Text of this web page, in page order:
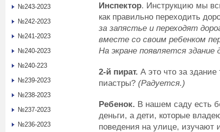
Инспектор. Инструкцию мы
как правильно переходить
за запястье и переходят
вместе со своим ребенком
На экране появляется здание
2-й пират. А это что за
пиастры? (Радуется.)
Ребенок. В нашем саду есть
деньги, а дети, которые
поведения на улице, изучают
№243-2023
№242-2023
№241-2023
№240-2023
№240-223
№239-2023
№238-2023
№237-2023
№236-2023